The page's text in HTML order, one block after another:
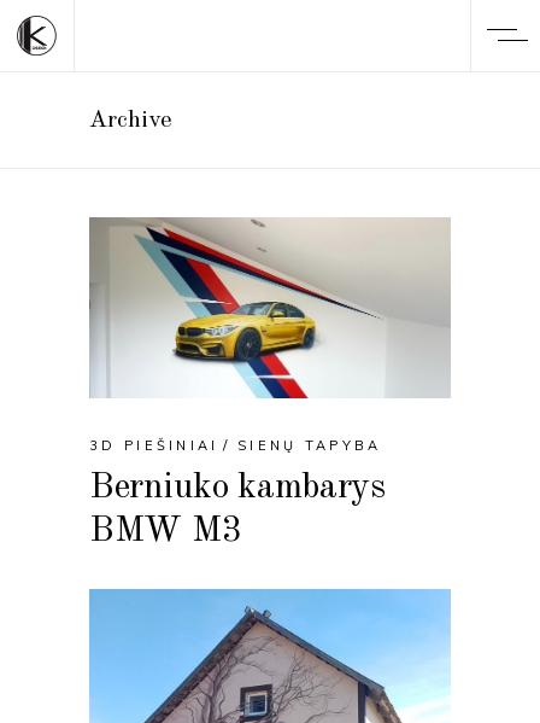
Archive
3D PIEŠINIAI SIENŲ TAPYBA
Berniuko kambarys
BMW M3